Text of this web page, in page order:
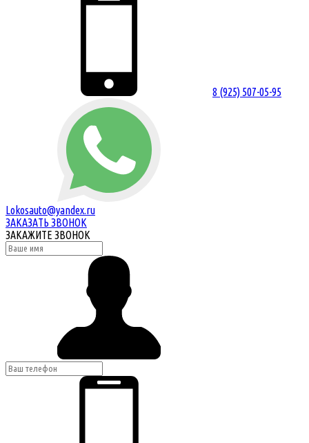
8 (925) 507-05-95
Lokosauto@yandex.ru
ЗАКАЗАТЬ ЗВОНОК
ЗАКАЖИТЕ ЗВОНОК